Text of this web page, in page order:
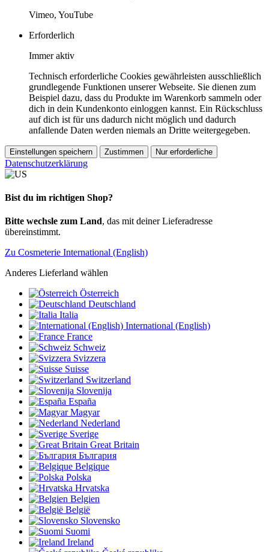
Vimeo, YouTube
Erforderlich
Immer aktiv
Technisch erforderliche Cookies gewährleisten ausschließlich
grundlegende Funktionen unserer Webseite. Sie dienen zum
Beispiel dazu, dass du Produkte im Warenkorb sammeln oder
dich in dein Kundenkonto einloggen kannst. Ein Rückschluss
auf dich ist für uns dadurch nicht möglich und dadurch
anfallende Daten werden niemals an Dritte weitergegeben.
Einstellungen speichern Zustimmen Nur erforderliche
Datenschutzerklärung
Bist du im richtigen Shop?
Bitte wechsle zum Land, das mit deiner Lieferadresse
übereinstimmt.
Zu Cosmeterie International (English)
Anderes Lieferland wählen
Österreich
Deutschland
Italia
International (English)
France
Schweiz
Svizzera
Suisse
Switzerland
Slovenija
España
Magyar
Nederland
Sverige
Great Britain
България
Belgique
Polska
Hrvatska
Belgien
België
Slovensko
Suomi
Ireland